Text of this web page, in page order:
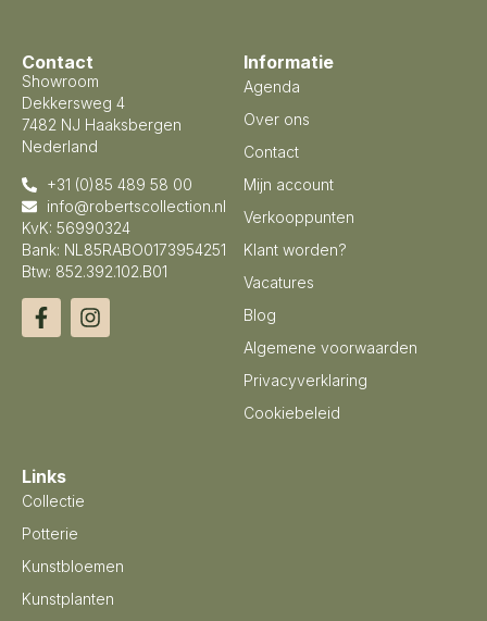
Contact
Showroom
Dekkersweg 4
7482 NJ Haaksbergen
Nederland
+31 (0)85 489 58 00
info@robertscollection.nl
KvK: 56990324
Bank: NL85RABO0173954251
Btw: 852.392.102.B01
Informatie
Agenda
Over ons
Contact
Mijn account
Verkooppunten
Klant worden?
Vacatures
Blog
Algemene voorwaarden
Privacyverklaring
Cookiebeleid
Links
Collectie
Potterie
Kunstbloemen
Kunstplanten